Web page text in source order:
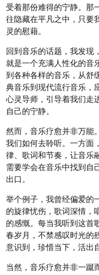
受着那份难得的宁静。那
往隐藏在平凡之中，只要
灵的慰藉。
回到音乐的话题，我发现
就是一个充满人性化的音
到各种各样的音乐，从舒
典音乐到现代流行音乐，
心灵导师，引导着我们走
自己的宁静。
然而，音乐疗愈并非万能
我们如何去聆听。一方面
律、歌词和节奏，让音乐
需要学会在音乐中找到自
出口。
举个例子，我曾经偏爱的
的旋律忧伤，歌词深情，
的感慨。每当我听到这首
春岁月，不禁感叹时光的
意识到，珍惜当下，活出
当然，音乐疗愈并非一蹴